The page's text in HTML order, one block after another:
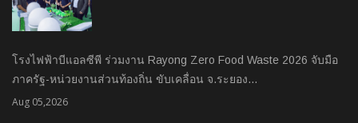
โรงไฟฟ้าบีแอลซีพี ร่วมงาน Rayong Zero Food Waste 2026 จับมือ
ภาครัฐ-หน่วยงานส่วนท้องถิ่น ขับเคลื่อน จ.ระยอง…
Aug 05,2026